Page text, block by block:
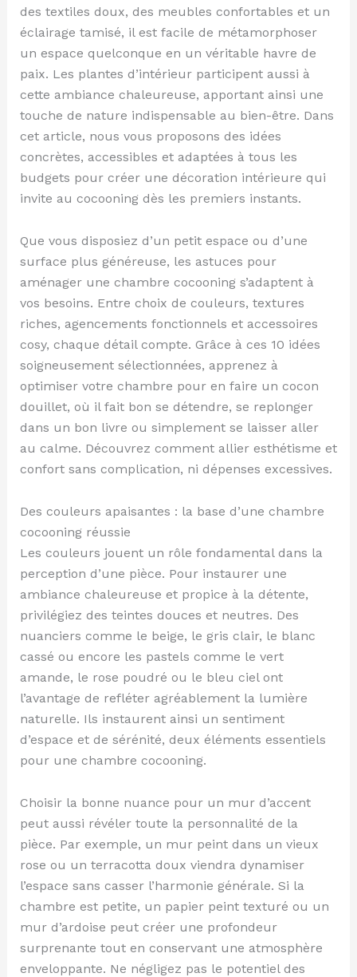
des textiles doux, des meubles confortables et un
éclairage tamisé, il est facile de métamorphoser
un espace quelconque en un véritable havre de
paix. Les plantes d’intérieur participent aussi à
cette ambiance chaleureuse, apportant ainsi une
touche de nature indispensable au bien-être. Dans
cet article, nous vous proposons des idées
concrètes, accessibles et adaptées à tous les
budgets pour créer une décoration intérieure qui
invite au cocooning dès les premiers instants.
Que vous disposiez d’un petit espace ou d’une
surface plus généreuse, les astuces pour
aménager une chambre cocooning s’adaptent à
vos besoins. Entre choix de couleurs, textures
riches, agencements fonctionnels et accessoires
cosy, chaque détail compte. Grâce à ces 10 idées
soigneusement sélectionnées, apprenez à
optimiser votre chambre pour en faire un cocon
douillet, où il fait bon se détendre, se replonger
dans un bon livre ou simplement se laisser aller
au calme. Découvrez comment allier esthétisme et
confort sans complication, ni dépenses excessives.
Des couleurs apaisantes : la base d’une chambre
cocooning réussie
Les couleurs jouent un rôle fondamental dans la
perception d’une pièce. Pour instaurer une
ambiance chaleureuse et propice à la détente,
privilégiez des teintes douces et neutres. Des
nuanciers comme le beige, le gris clair, le blanc
cassé ou encore les pastels comme le vert
amande, le rose poudré ou le bleu ciel ont
l’avantage de refléter agréablement la lumière
naturelle. Ils instaurent ainsi un sentiment
d’espace et de sérénité, deux éléments essentiels
pour une chambre cocooning.
Choisir la bonne nuance pour un mur d’accent
peut aussi révéler toute la personnalité de la
pièce. Par exemple, un mur peint dans un vieux
rose ou un terracotta doux viendra dynamiser
l’espace sans casser l’harmonie générale. Si la
chambre est petite, un papier peint texturé ou un
mur d’ardoise peut créer une profondeur
surprenante tout en conservant une atmosphère
enveloppante. Ne négligez pas le potentiel des